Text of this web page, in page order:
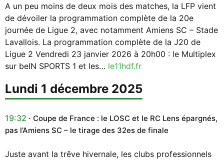
A un peu moins de deux mois des matches, la LFP vient
de dévoiler la programmation complète de la 20e
journée de Ligue 2, avec notamment Amiens SC – Stade
Lavallois. La programmation complète de la J20 de
Ligue 2 Vendredi 23 janvier 2026 à 20h00 : le Multiplex
sur beIN SPORTS 1 et les… le11hdf.fr
lundi 1 décembre 2025
19:32
Coupe de France : le LOSC et le RC Lens épargnés,
pas l’Amiens SC – le tirage des 32es de finale
Juste avant la trêve hivernale, les clubs professionnels